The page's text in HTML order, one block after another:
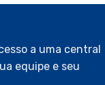
a uma central
equipe e seu